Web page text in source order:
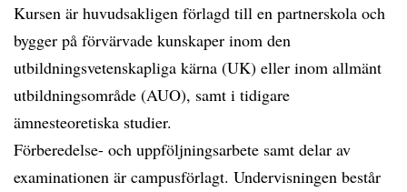
Kursen är huvudsakligen förlagd till en partnerskola och
bygger på förvärvade kunskaper inom den
utbildningsvetenskapliga kärna (UK) eller inom allmänt
utbildningsområde (AUO), samt i tidigare
ämnesteoretiska studier.
Förberedelse- och uppföljningsarbete samt delar av
examinationen är campusförlagt. Undervisningen består